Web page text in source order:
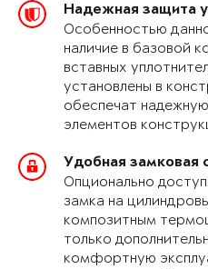
Надежная защита
Особенностью
наличие в базовой
вставных
установлены в
обеспечат
элементов
Удобная замковая
Опционально
замка на
композитным
только
комфортную